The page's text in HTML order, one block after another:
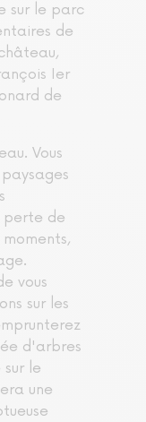
sur le parc
de
Ier
de
Vous
perte de
vous
sur les
d'arbres
le
une